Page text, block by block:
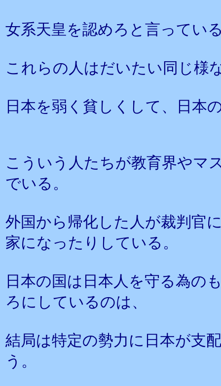
女系天皇を認めろと言ってい
これらの人はだいたい同じ様
日本を弱く貧しくして、日本
こういう人たちが教育界やマ
でいる。
外国から帰化した人が裁判官
家になったりしている。
日本の国は日本人を守る為の
ろにしているのは、
結局は特定の勢力に日本が支
う。